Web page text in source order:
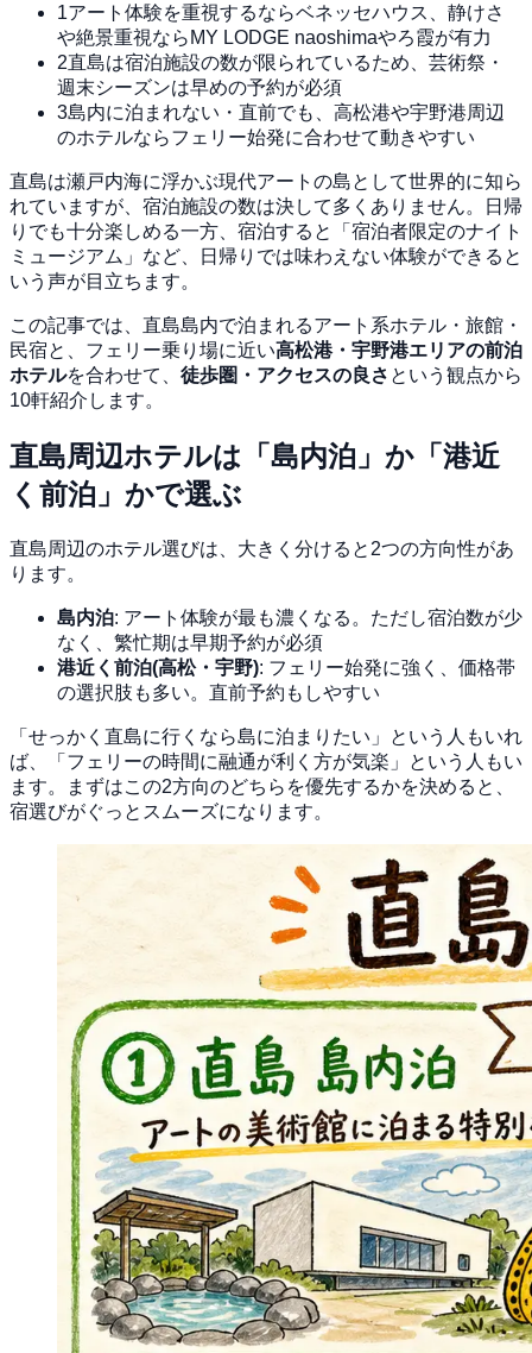
1アート体験を重視するならベネッセハウス、静けさ
や絶景重視ならMY LODGE naoshimaやろ霞が有力
2直島は宿泊施設の数が限られているため、芸術祭・
週末シーズンは早めの予約が必須
3島内に泊まれない・直前でも、高松港や宇野港周辺
のホテルならフェリー始発に合わせて動きやすい
直島は瀬戸内海に浮かぶ現代アートの島として世界的に知ら
れていますが、宿泊施設の数は決して多くありません。日帰
りでも十分楽しめる一方、宿泊すると「宿泊者限定のナイト
ミュージアム」など、日帰りでは味わえない体験ができると
いう声が目立ちます。
この記事では、直島島内で泊まれるアート系ホテル・旅館・
民宿と、フェリー乗り場に近い高松港・宇野港エリアの前泊
ホテルを合わせて、 徒歩圏・アクセスの良さ という観点から
10軒紹介します。
直島周辺ホテルは「島内泊」か「港近
く前泊」かで選ぶ
直島周辺のホテル選びは、大きく分けると2つの方向性があ
ります。
島内泊: アート体験が最も濃くなる。ただし宿泊数が少
なく、繁忙期は早期予約が必須
港近く前泊(高松・宇野): フェリー始発に強く、価格帯
の選択肢も多い。直前予約もしやすい
「せっかく直島に行くなら島に泊まりたい」という人もいれ
ば、「フェリーの時間に融通が利く方が気楽」という人もい
ます。まずはこの2方向のどちらを優先するかを決めると、
宿選びがぐっとスムーズになります。